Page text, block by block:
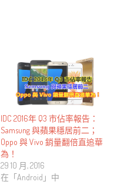
IDC 2016年 Q3 市佔率報告：
Samsung 與蘋果穩居前二；
Oppo 與 Vivo 銷量翻倍直追華
為！
29 10 月, 2016
在「Android」中